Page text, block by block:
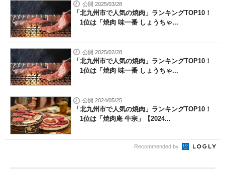
公開 2025/03/28
「北九州市で人気の焼肉」ランキングTOP10！
1位は「焼肉 味一番 しょうちゃ...
公開 2025/02/28
「北九州市で人気の焼肉」ランキングTOP10！
1位は「焼肉 味一番 しょうちゃ...
公開 2024/05/25
「北九州市で人気の焼肉」ランキングTOP10！
1位は「焼肉庵 牛宗」【2024...
Recommended by